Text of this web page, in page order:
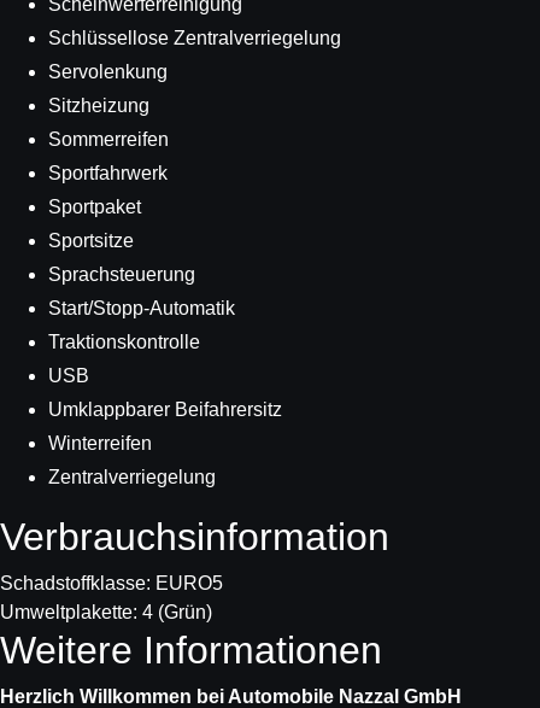
Scheinwerferreinigung
Schlüssellose Zentralverriegelung
Servolenkung
Sitzheizung
Sommerreifen
Sportfahrwerk
Sportpaket
Sportsitze
Sprachsteuerung
Start/Stopp-Automatik
Traktionskontrolle
USB
Umklappbarer Beifahrersitz
Winterreifen
Zentralverriegelung
Verbrauchs­information
Schadstoffklasse: EURO5
Umweltplakette: 4 (Grün)
Weitere Informationen
Herzlich Willkommen bei Automobile Nazzal GmbH